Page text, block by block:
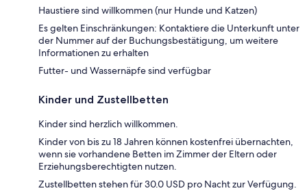
Haustiere sind willkommen (nur Hunde und Katzen)
Es gelten Einschränkungen: Kontaktiere die Unterkunft unter
der Nummer auf der Buchungsbestätigung, um weitere
Informationen zu erhalten
Futter- und Wassernäpfe sind verfügbar
Kinder und Zustellbetten
Kinder sind herzlich willkommen.
Kinder von bis zu 18 Jahren können kostenfrei übernachten,
wenn sie vorhandene Betten im Zimmer der Eltern oder
Erziehungsberechtigten nutzen.
Zustellbetten stehen für 30.0 USD pro Nacht zur Verfügung.